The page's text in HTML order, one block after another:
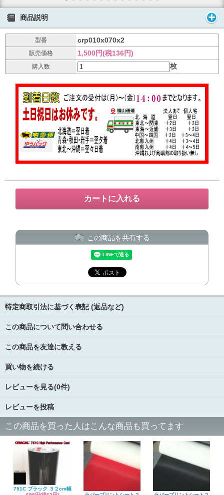
商品説明
型番 crp010x070x2
販売価格 1,500円(税136円)
購入数 枚
この商品を共有する
特定商取引法に基づく表記 (返品など)
この商品について問い合わせる
この商品を友達に教える
買い物を続ける
レビューを見る(0件)
レビューを投稿
この商品を買った人はこんな商品も買ってます
751C ブラック ３２cm幅